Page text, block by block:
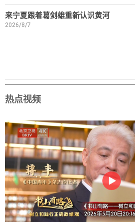
来宁夏跟着葛剑雄重新认识黄河
2026/8/7
热点视频